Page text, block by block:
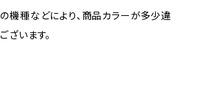
機種などにより、商品カラーが多少違
ざいます。